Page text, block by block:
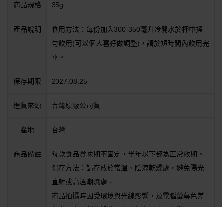
商品規格 35g
產品說明
食用方法：每份加入300-350毫升冷開水於杯中搖
勻飲用(可以個人喜好做調整)，請於短時間內飲用完
畢。
保存期限 2027.08.25
進貨來源 台灣原廠公司貨
產地 台灣
商品備註
每款食品賞味期不固定，半年以下都為正常效期。
保存方法：請存放於常溫、陰涼乾燥處，避免陽光
直射或高溫潮濕處。
商品拍攝時因受環境與光線影響，及電腦螢幕色差